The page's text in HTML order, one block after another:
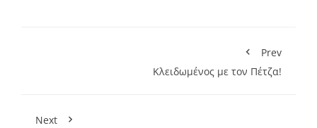
Prev
Κλειδωμένος με τον Πέτζα!
Next